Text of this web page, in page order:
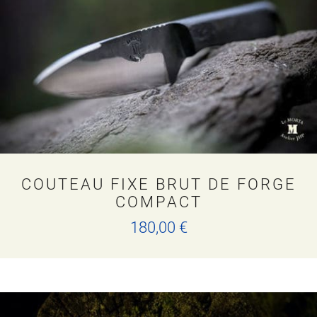
COUTEAU FIXE BRUT DE FORGE
COMPACT
180,00 €
plusieurs
variations.